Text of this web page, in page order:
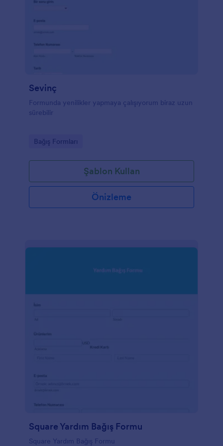
Sevinç
Formunda yenilikler yapmaya çalışıyorum biraz uzun
sürebilir
Go to Category:
Bağış Formları
Şablon Kullan
Önizleme
Square Yardım Bağış Formu
Square Yardım Bağış Formu